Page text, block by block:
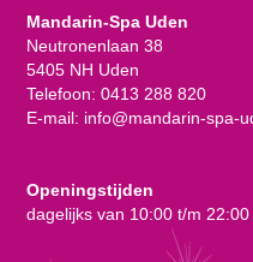
Mandarin-Spa Uden
Neutronenlaan 38
5405 NH Uden
Telefoon: 0413 288 820
E-mail: info@mandarin-spa-
Openingstijden
dagelijks van 10:00 t/m 22:00